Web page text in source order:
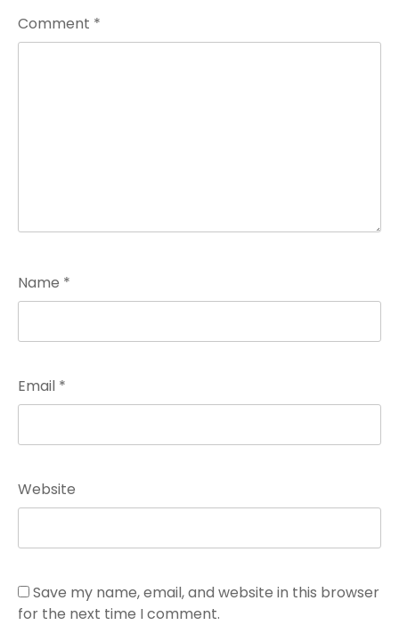
Comment *
Name *
Email *
Website
Save my name, email, and website in this browser
for the next time I comment.